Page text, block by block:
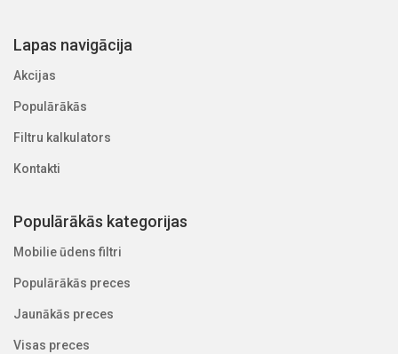
Lapas navigācija
Akcijas
Populārākās
Filtru kalkulators
Kontakti
Populārākās kategorijas
Mobilie ūdens filtri
Populārākās preces
Jaunākās preces
Visas preces